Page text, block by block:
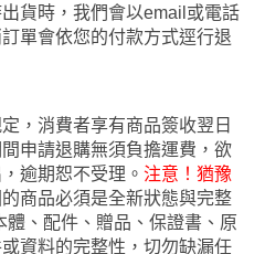
貨時，我們會以email或電話
單會依您的付款方式逕行退
，消費者享有商品簽收翌日
申請退購無須負擔運費，欲
逾期恕不受理。 注意！猶豫
的商品必須是全新狀態與完整
、配件、贈品、保證書、原
資料的完整性，切勿缺漏任